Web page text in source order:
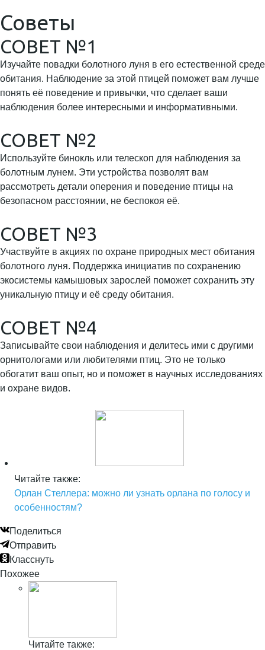
Советы
СОВЕТ №1
Изучайте повадки болотного луня в его естественной среде
обитания. Наблюдение за этой птицей поможет вам лучше
понять её поведение и привычки, что сделает ваши
наблюдения более интересными и информативными.
СОВЕТ №2
Используйте бинокль или телескоп для наблюдения за
болотным лунем. Эти устройства позволят вам
рассмотреть детали оперения и поведение птицы на
безопасном расстоянии, не беспокоя её.
СОВЕТ №3
Участвуйте в акциях по охране природных мест обитания
болотного луня. Поддержка инициатив по сохранению
экосистемы камышовых зарослей поможет сохранить эту
уникальную птицу и её среду обитания.
СОВЕТ №4
Записывайте свои наблюдения и делитесь ими с другими
орнитологами или любителями птиц. Это не только
обогатит ваш опыт, но и поможет в научных исследованиях
и охране видов.
Читайте также:
Орлан Стеллера: можно ли узнать орлана по голосу и
особенностям?
Поделиться
Отправить
Класснуть
Похожее
Читайте также: